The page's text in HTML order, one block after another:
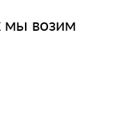
мы возим